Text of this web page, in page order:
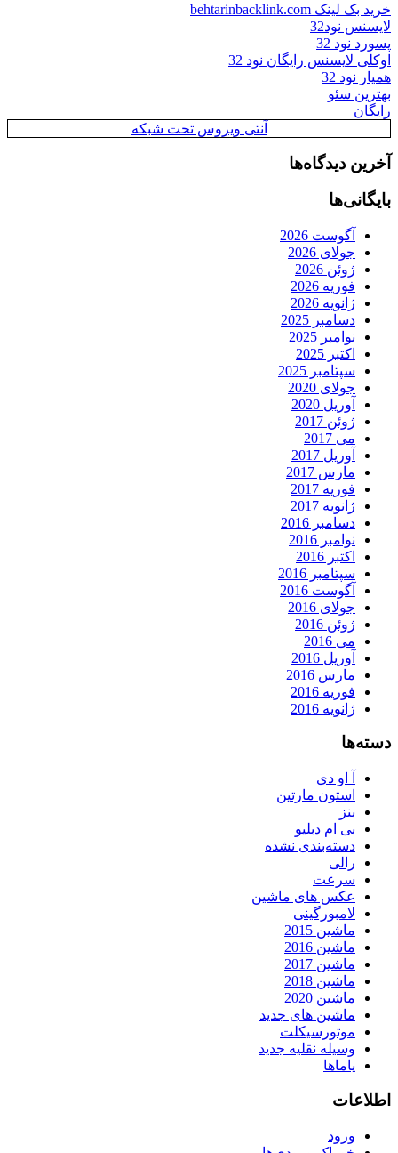
خرید بک لینک behtarinbacklink.com
لایسنس نود32
پسورد نود 32
اوکلی لایسنس رایگان نود 32
همیار نود 32
بهترین سئو
رایگان
آنتی ویروس تحت شبکه
آخرین دیدگاه‌ها
بایگانی‌ها
آگوست 2026
جولای 2026
ژوئن 2026
فوریه 2026
ژانویه 2026
دسامبر 2025
نوامبر 2025
اکتبر 2025
سپتامبر 2025
جولای 2020
آوریل 2020
ژوئن 2017
می 2017
آوریل 2017
مارس 2017
فوریه 2017
ژانویه 2017
دسامبر 2016
نوامبر 2016
اکتبر 2016
سپتامبر 2016
آگوست 2016
جولای 2016
ژوئن 2016
می 2016
آوریل 2016
مارس 2016
فوریه 2016
ژانویه 2016
دسته‌ها
آ او دی
استون مارتین
بنز
بی ام دبلیو
دسته‌بندی نشده
رالی
سرعت
عکس های ماشین
لامبورگینی
ماشین 2015
ماشین 2016
ماشین 2017
ماشین 2018
ماشین 2020
ماشین های جدید
موتورسیکلت
وسیله نقلیه جدید
یاماها
اطلاعات
ورود